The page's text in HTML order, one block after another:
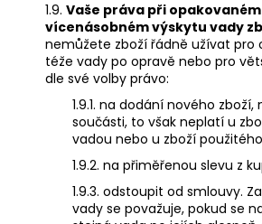
1.9. Vaše práva při
vícenásobném výskytu vady
nemůžete zboží řádně užívat pro
téže vady po opravě nebo pro
dle své volby právo:
1.9.1. na dodání nového
součásti, to však neplatí u
vadou nebo u zboží
1.9.2. na přiměřenou slevu z
1.9.3. odstoupit od smlouvy.
vady se považuje, pokud se